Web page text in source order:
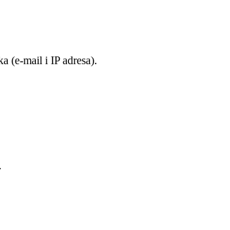
(e-mail i IP adresa).